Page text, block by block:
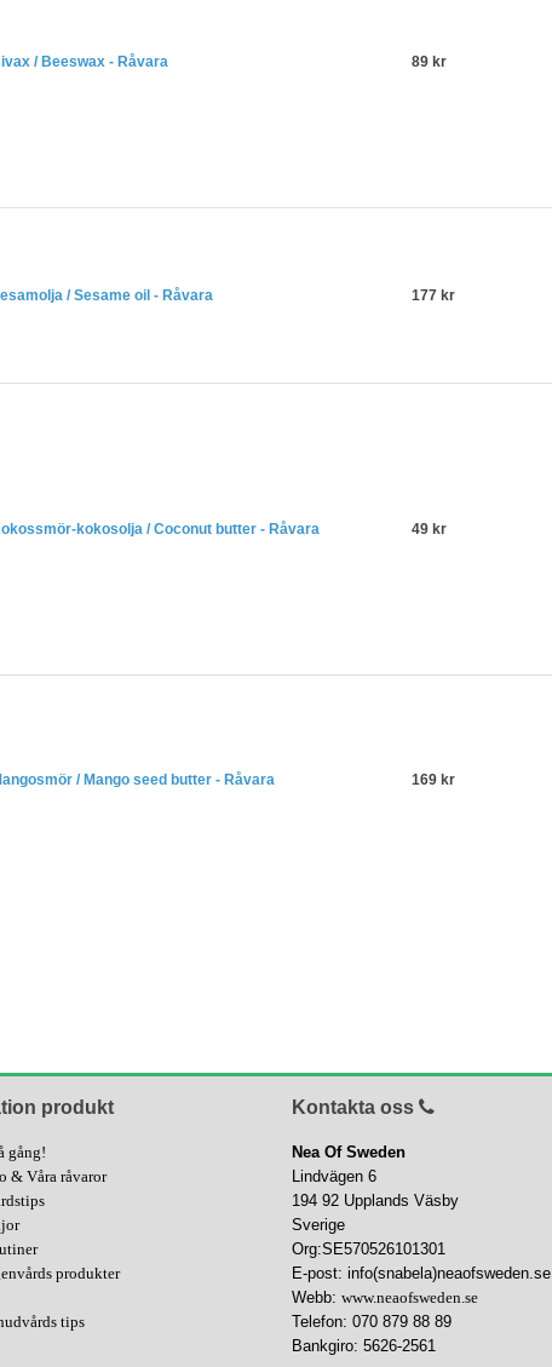
/ Beeswax - Råvara 89 kr
/ Sesame oil - Råvara 177 kr
kokosolja / Coconut butter - Råvara 49 kr
/ Mango seed butter - Råvara 169 kr
produkt
gång!
& Våra råvaror
produkter
tips
Kontakta oss
Nea Of Sweden
Lindvägen 6
194 92 Upplands Väsby
Sverige
Org:SE570526101301
E-post: info(snabela)neaofsweden.se
Webb:www.neaofsweden.se
Telefon: 070 879 88 89
Bankgiro: 5626-2561